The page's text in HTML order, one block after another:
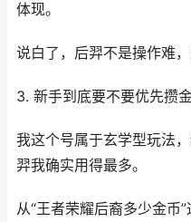
体现。
说白了，后羿不是操作难，
3. 新手到底要不要优先攒
我这个号属于玄学型玩法
羿我确实用得最多。
从“王者荣耀后裔多少金币